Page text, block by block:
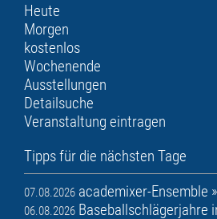
Heute
Morgen
kostenlos
Wochenende
Ausstellungen
Detailsuche
Veranstaltung eintragen
Tipps für die nächsten Tage
07.08.2026 academixer-Ensemble
06.08.2026 Baseballschlägerjahre